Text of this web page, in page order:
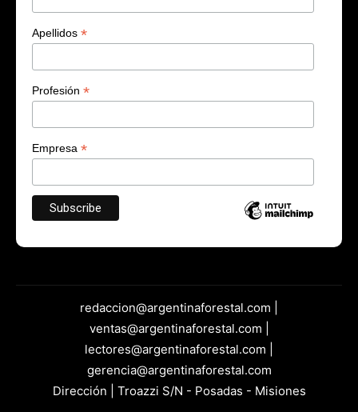
Apellidos *
Profesión *
Empresa *
redaccion@argentinaforestal.com |
ventas@argentinaforestal.com |
lectores@argentinaforestal.com |
gerencia@argentinaforestal.com
Dirección | Troazzi S/N - Posadas - Misiones